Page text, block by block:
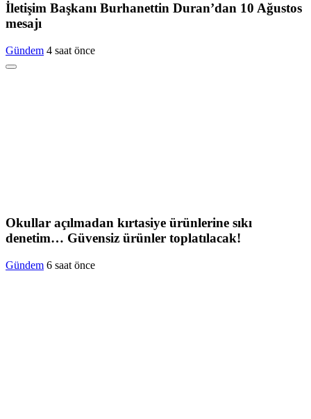
İletişim Başkanı Burhanettin Duran’dan 10 Ağustos
mesajı
Gündem 4 saat önce
Okullar açılmadan kırtasiye ürünlerine sıkı
denetim… Güvensiz ürünler toplatılacak!
Gündem 6 saat önce